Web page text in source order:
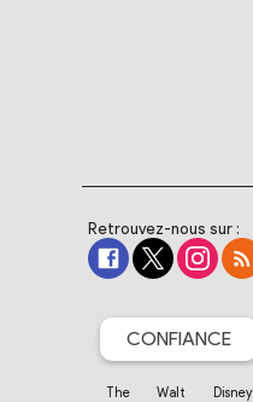
Retrouvez-nous sur :
CONFIANCE
The Walt Disney